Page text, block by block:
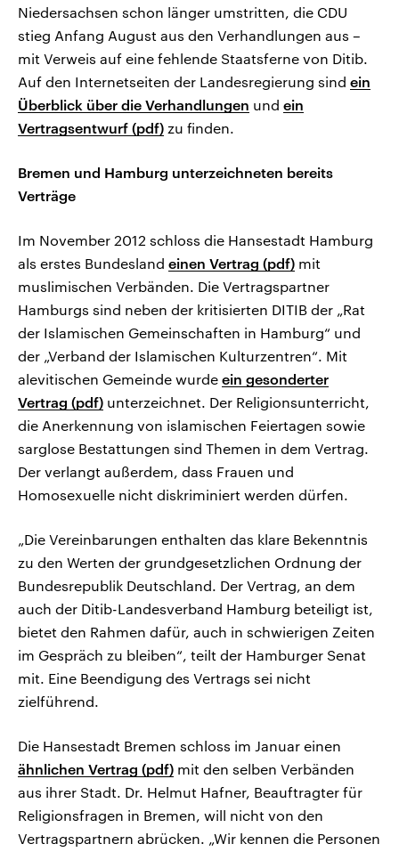
Niedersachsen schon länger umstritten, die CDU
stieg Anfang August aus den Verhandlungen aus –
mit Verweis auf eine fehlende Staatsferne von Ditib.
Auf den Internetseiten der Landesregierung sind ein
Überblick über die Verhandlungen und ein
Vertragsentwurf (pdf) zu finden.
Bremen und Hamburg unterzeichneten bereits
Verträge
Im November 2012 schloss die Hansestadt Hamburg
als erstes Bundesland einen Vertrag (pdf) mit
muslimischen Verbänden. Die Vertragspartner
Hamburgs sind neben der kritisierten DITIB der „Rat
der Islamischen Gemeinschaften in Hamburg“ und
der „Verband der Islamischen Kulturzentren“. Mit
alevitischen Gemeinde wurde ein gesonderter
Vertrag (pdf) unterzeichnet. Der Religionsunterricht,
die Anerkennung von islamischen Feiertagen sowie
sarglose Bestattungen sind Themen in dem Vertrag.
Der verlangt außerdem, dass Frauen und
Homosexuelle nicht diskriminiert werden dürfen.
„Die Vereinbarungen enthalten das klare Bekenntnis
zu den Werten der grundgesetzlichen Ordnung der
Bundesrepublik Deutschland. Der Vertrag, an dem
auch der Ditib-Landesverband Hamburg beteiligt ist,
bietet den Rahmen dafür, auch in schwierigen Zeiten
im Gespräch zu bleiben“, teilt der Hamburger Senat
mit. Eine Beendigung des Vertrags sei nicht
zielführend.
Die Hansestadt Bremen schloss im Januar einen
ähnlichen Vertrag (pdf) mit den selben Verbänden
aus ihrer Stadt. Dr. Helmut Hafner, Beauftragter für
Religionsfragen in Bremen, will nicht von den
Vertragspartnern abrücken. „Wir kennen die Personen